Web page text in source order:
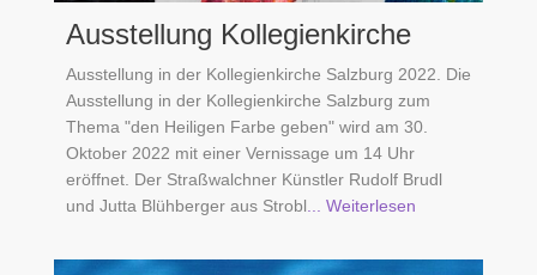
Ausstellung Kollegienkirche
Ausstellung in der Kollegienkirche Salzburg 2022. Die
Ausstellung in der Kollegienkirche Salzburg zum
Thema "den Heiligen Farbe geben" wird am 30.
Oktober 2022 mit einer Vernissage um 14 Uhr
eröffnet. Der Straßwalchner Künstler Rudolf Brudl
und Jutta Blühberger aus Strobl ... Weiterlesen